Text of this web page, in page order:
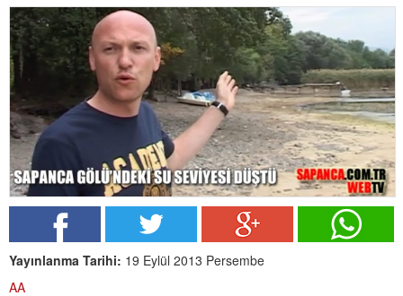
Yayınlanma Tarihi: 19 Eylül 2013 Persembe
AA